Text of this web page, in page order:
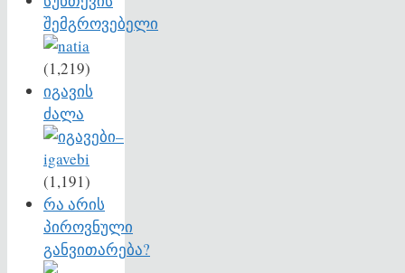
შემგროვებელი
(1,219)
იგავის
ძალა
(1,191)
რა არის
პიროვნული
განვითარება?